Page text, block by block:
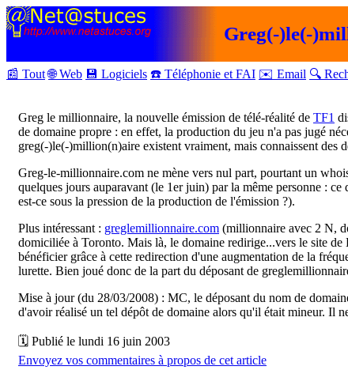
Greg(-)le(-
📰 Tout 🌐 Web 💾 Logiciels ☎️ Téléphonie et FAI ✉️ Email 🔍
Greg le millionnaire, la nouvelle émission de télé-réalité de TF1
de domaine propre : en effet, la production du jeu n'a pas jugé
greg(-)le(-)million(n)aire existent vraiment, mais connaissent des
Greg-le-millionnaire.com ne mène vers nul part, pourtant un
quelques jours auparavant (le 1er juin) par la même personne :
est-ce sous la pression de la production de l'émission ?).
Plus intéressant : greglemillionnaire.com (millionnaire avec 2 N,
domiciliée à Toronto. Mais là, le domaine redirige...vers le site de
bénéficier grâce à cette redirection d'une augmentation de la
lurette. Bien joué donc de la part du déposant de
Mise à jour (du 28/03/2008) : MC, le déposant du nom de
d'avoir réalisé un tel dépôt de domaine alors qu'il était mineur. Il
🗓 Publié le lundi 16 juin 2003
Envoyez vos commentaires à propos de cet article